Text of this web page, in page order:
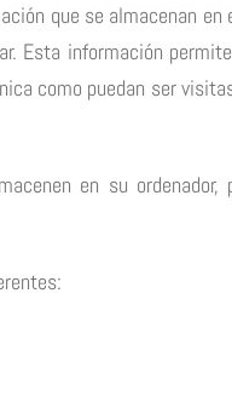
que se almacenan en
Esta información
como puedan ser
en su ordenador,